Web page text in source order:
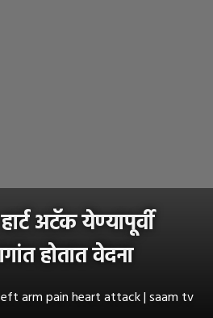
अटॅक येण्यापूर्वी
होतात वेदना
arm pain heart attack | saam tv